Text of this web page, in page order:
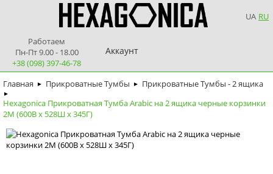
UA RU
Работаем
Пн-Пт 9.00 - 18.00
+38 (098) 397-46-78
Аккаунт
Главная ► Прикроватные Тумбы ► Прикроватные Тумбы - 2 ящика
►
Hexagonica Прикроватная Тумба Arabic на 2 ящика черные корзинки
2М (600В х 528Ш х 345Г)